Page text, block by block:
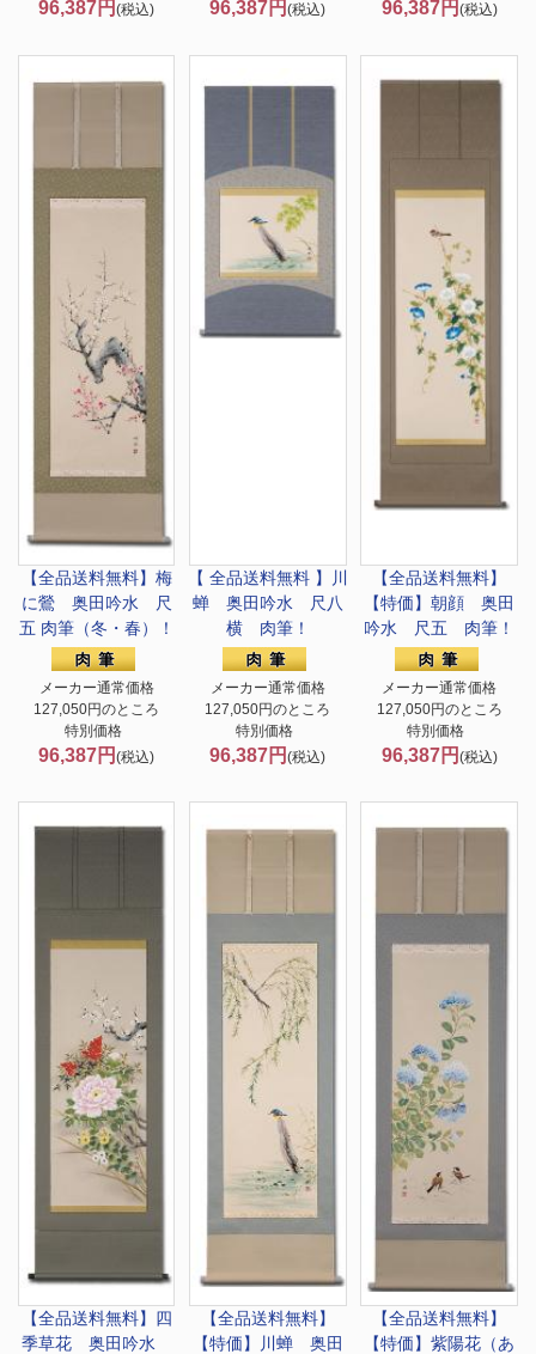
96,387円(税込) 96,387円(税込) 96,387円 (税込)
【全品送料無料】 梅
に鶯 奥田吟水 尺
五 肉筆（冬・春）！
メーカー通常価格
127,050円のところ
特別価格
96,387円(税込)
【 全品送料無料 】
川
蝉 奥田吟水 尺八
横 肉筆！
メーカー通常価格
127,050円のところ
特別価格
96,387円(税込)
【全品送料無料】
【特価】朝顔 奥田
吟水 尺五 肉筆！
メーカー通常価格
127,050円のところ
特別価格
96,387円 (税込)
【全品送料無料】 四
季草花 奥田吟水
【全品送料無料】
【特価】
川蝉 奥田
【全品送料無料】
【特価】紫陽花（あ